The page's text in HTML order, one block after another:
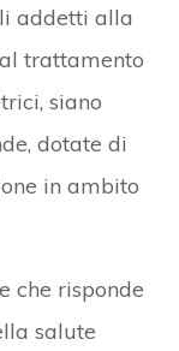
addetti alla
trattamento
siano
dotate di
in ambito
che risponde
salute